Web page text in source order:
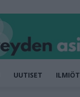
UUTISET ILMIÖT